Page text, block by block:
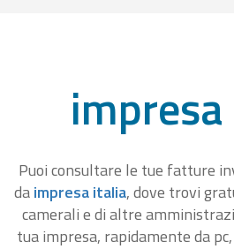
Puoi consultare le tue fatture
daimpresa italia, dove trovi
camerali e di altre
tua impresa, rapidamente da